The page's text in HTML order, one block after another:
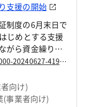
支援の開始
制度の6月末日で
じめとする支援
がら資金繰りを
しました。
https://www.my.metro.tokyo.lg.jp/w/000-20240627-41921528
向け)
(事業者向け)